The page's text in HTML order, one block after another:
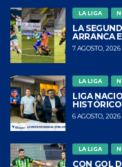
LA LIGA
LA
ARRANCA
7 AGOSTO, 2026
LA LIGA
LIGA
6 AGOSTO, 2026
LA LIGA
CON GOL